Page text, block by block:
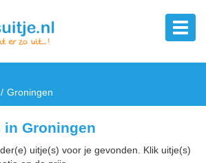
Groningen
Groningen
uitje(s) voor je gevonden. Klik uitje(s)